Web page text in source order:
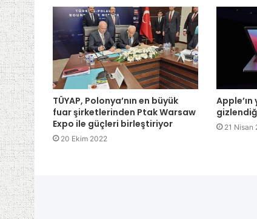
TÜYAP, Polonya’nın en büyük
fuar şirketlerinden Ptak Warsaw
Expo ile güçleri birleştiriyor
20 Ekim 2022
21 Nisan